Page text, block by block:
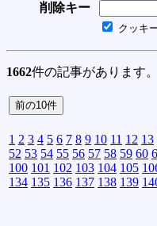
削除キー
クッキ
1662件の記事があります。
1 2 3 4 5 6 7 8 9 10 11 12 13
52 53 54 55 56 57 58 59 60
100 101 102 103 104 105
134 135 136 137 138 139